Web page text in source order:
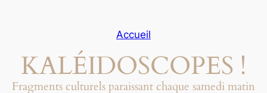
Accueil
KALÉIDOSCOPES !
Fragments culturels paraissant chaque samedi matin